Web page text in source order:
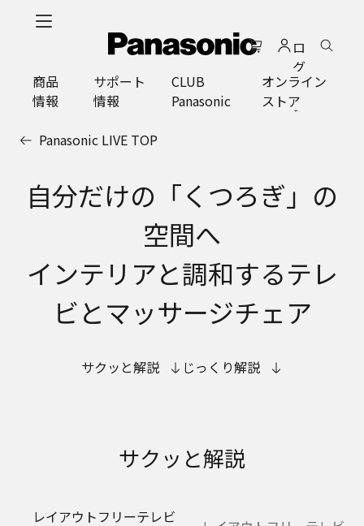
ロ
グ
イ
ン
商品
情報
サポート
情報
CLUB
Panasonic
オンライン
ストア
Panasonic LIVE TOP
自分だけの「くつろぎ」の
空間へ
インテリアと調和するテレ
ビとマッサージチェア
サクッと解説 じっくり解説
サクッと解説
レイアウトフリーテレビ